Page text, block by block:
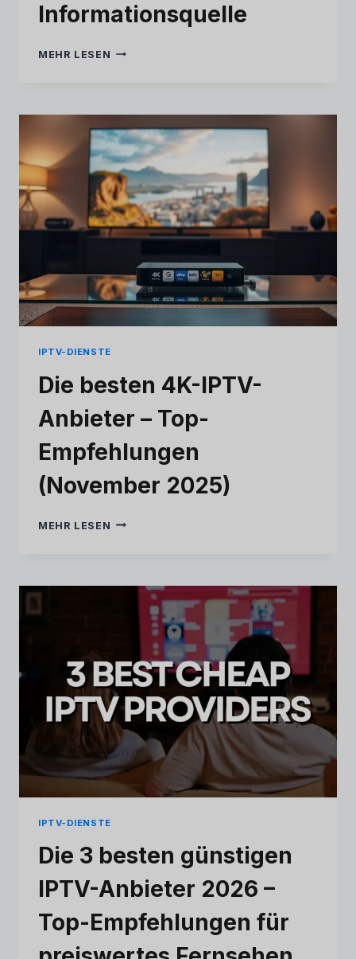
Informationsquelle
MEHR LESEN DER
–
IHRE
UMFASSENDE
INFORMATIONSQUELLE
IPTV-DIENSTE
Die besten 4K-IPTV-
Anbieter – Top-
Empfehlungen
(November 2025)
MEHR LESEN DIE
ANBIETER
EMPFEHLUNGEN
(NOVEMBER
2025)
IPTV-DIENSTE
Die 3 besten günstigen
IPTV-Anbieter 2026 –
Top-Empfehlungen für